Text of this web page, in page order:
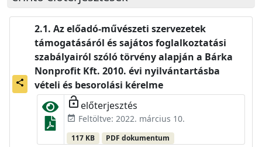
share
Az előadó-művészeti szervezetek
támogatásáról és sajátos foglalkoztatási
szabályairól szóló törvény alapján a Bárka
Nonprofit Kft. 2010. évi nyilvántartásba
vételi és besorolási kérelme
lock_open előterjesztés
event_available Feltöltve: 2022. március 10.
117 KB PDF dokumentum